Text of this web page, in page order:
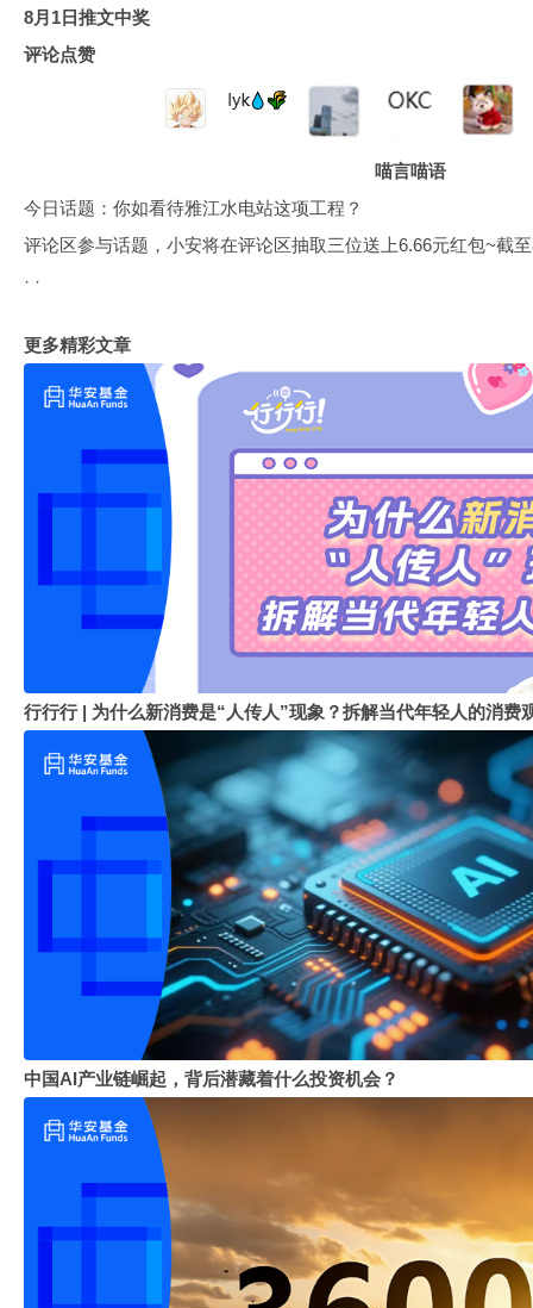
8月1日推文中奖
评论点赞
喵言喵语
今日话题：你如看待雅江水电站这项工程？
评论区参与话题，小安将在评论区抽取三位送上6.66元红包~截
· ·
更多精彩文章
行行行 | 为什么新消费是“人传人”现象？拆解当代年轻人的消费
中国AI产业链崛起，背后潜藏着什么投资机会？